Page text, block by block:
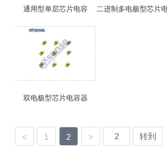
通用型单层芯片电容 二进制多电极型芯片
双电极型芯片电容器
< 1 2 > 转到